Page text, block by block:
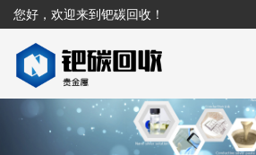
您好，欢迎来到钯碳回收！